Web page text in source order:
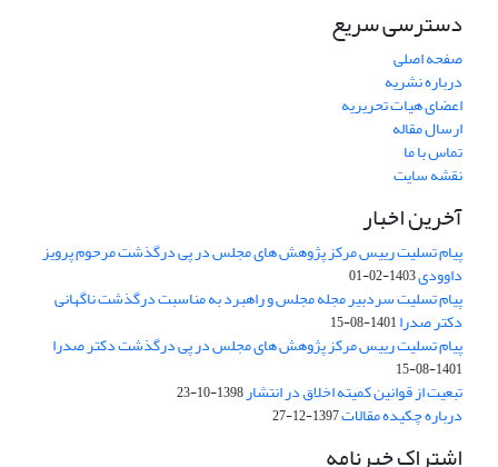
دسترسی سریع
صفحه اصلی
درباره نشریه
اعضای هیات تحریریه
ارسال مقاله
تماس با ما
نقشه سایت
آخرین اخبار
پیام تسلیت رییس مرکز پژوهش های مجلس در پی درگذشت مرحوم پرویز
داوودی1403-02-01
پیام تسلیت سردبیر مجله مجلس و راهبرد به مناسبت درگذشت ناگهانی
دکتر صدرا1401-08-15
پیام تسلیت رییس مرکز پژوهش های مجلس در پی درگذشت دکتر صدرا
1401-08-15
تبعیت از قوانین کمیته اخلاق در انتشار1398-10-23
درباره چکیده مقالات1397-12-27
اشتراک خبرنامه